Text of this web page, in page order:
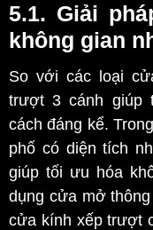
5.1. Giải
không gian
So với các loại
trượt 3 cánh giúp
cách đáng kể.
phố có diện tích
giúp tối ưu hóa
dụng cửa mở
cửa kính xếp trượt